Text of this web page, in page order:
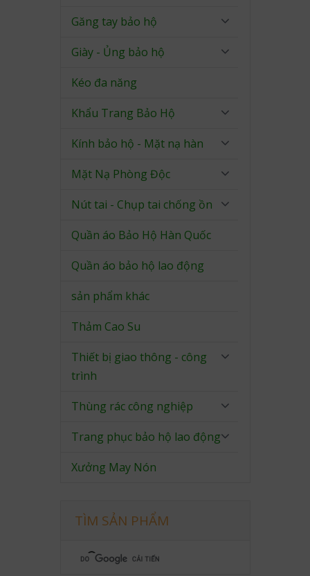
Găng tay bảo hộ
Giày - Ủng bảo hộ
Kéo đa năng
Khẩu Trang Bảo Hộ
Kính bảo hộ - Mặt nạ hàn
Mặt Nạ Phòng Độc
Nút tai - Chụp tai chống ồn
Quần áo Bảo Hộ Hàn Quốc
Quần áo bảo hộ lao động
sản phẩm khác
Thảm Cao Su
Thiết bị giao thông - công
trình
Thùng rác công nghiệp
Trang phục bảo hộ lao động
Xưởng May Nón
TÌM SẢN PHẨM